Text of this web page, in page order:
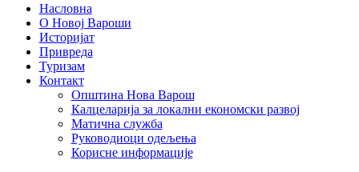
Насловна
О Новој Вароши
Историјат
Привреда
Туризам
Контакт
Општина Нова Варош
Калцеларија за локални економски развој
Матична служба
Руководиоци одељења
Корисне информације